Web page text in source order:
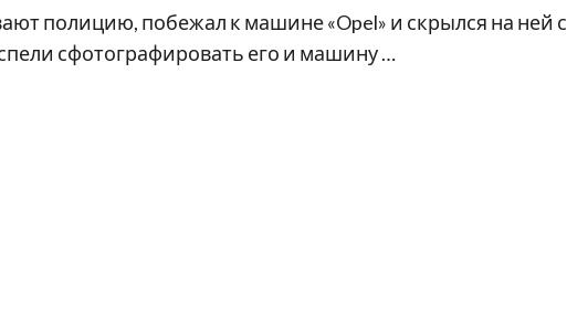
полицию, побежал к машине «Opel» и скрылся на ней с
сфотографировать его и машину …